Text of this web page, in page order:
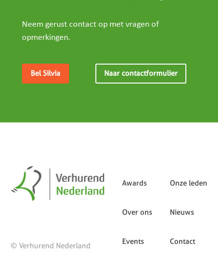
Neem gerust contact op met vragen of
opmerkingen.
Bel Silvia Naar contactformulier
© Verhurend Nederland
Awards
Over ons
Events
Onze leden
Nieuws
Contact